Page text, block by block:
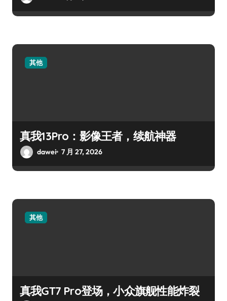
其他
真我13Pro：影像王者，续航神器
dawei 7 月 27, 2026
其他
真我GT7 Pro登场，小众旗舰性能炸裂